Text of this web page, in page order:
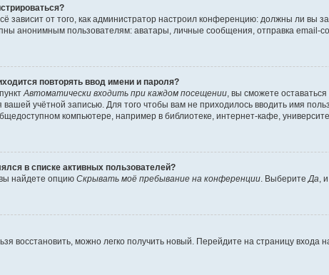
зависит от того, как администратор настроил конференцию: должны ли
анонимным пользователям: аватары, личные сообщения, отправка email-
повторять ввод имени и пароля?
Автоматически входить при каждом посещении , вы сможете
вашей учётной записью. Для того чтобы вам не приходилось вводить имя
компьютере, например в библиотеке, интернет-кафе,
в списке активных пользователей?
найдете опцию Скрывать моё пребывание на конференции . Выберите Да ,
восстановить, можно легко получить новый. Перейдите на страницу